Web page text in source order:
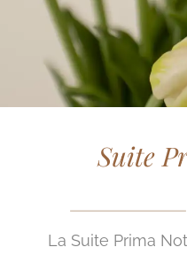
Gallery
Contatti
Suite
La Suite Prima